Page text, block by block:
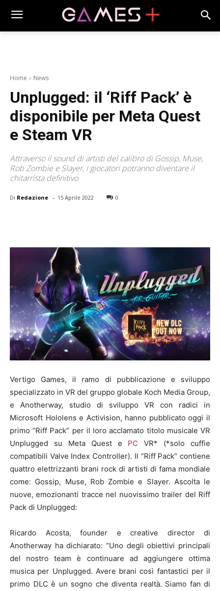
Home News
Unplugged: il ‘Riff Pack’ è
disponibile per Meta Quest
e Steam VR
Attraverso il sound di artisti del calibro di Gossip, Muse,
Rob Zombie e Slayer, i giocatori potranno diventare il
chitarrista definitivo
Di Redazione - 15 Aprile 2022 0
Vertigo Games, il ramo di pubblicazione e sviluppo
specializzato in VR del gruppo globale Koch Media Group,
e Anotherway, studio di sviluppo VR con radici in
Microsoft Hololens e Activision, hanno pubblicato oggi il
primo “Riff Pack” per il loro acclamato titolo musicale VR
Unplugged su Meta Quest e PC VR* (*solo cuffie
compatibili Valve Index Controller). Il “Riff Pack” contiene
quattro elettrizzanti brani rock di artisti di fama mondiale
come: Gossip, Muse, Rob Zombie e Slayer. Ascolta le
nuove, emozionanti tracce nel nuovissimo trailer del Riff
Pack di Unplugged:
Ricardo Acosta, founder e creative director di
Anotherway ha dichiarato: “Uno degli obiettivi principali
del nostro team è continuare ad aggiungere ottima
musica per Unplugged. Avere brani così fantastici per il
primo DLC è un sogno che diventa realtà. Siamo fan di